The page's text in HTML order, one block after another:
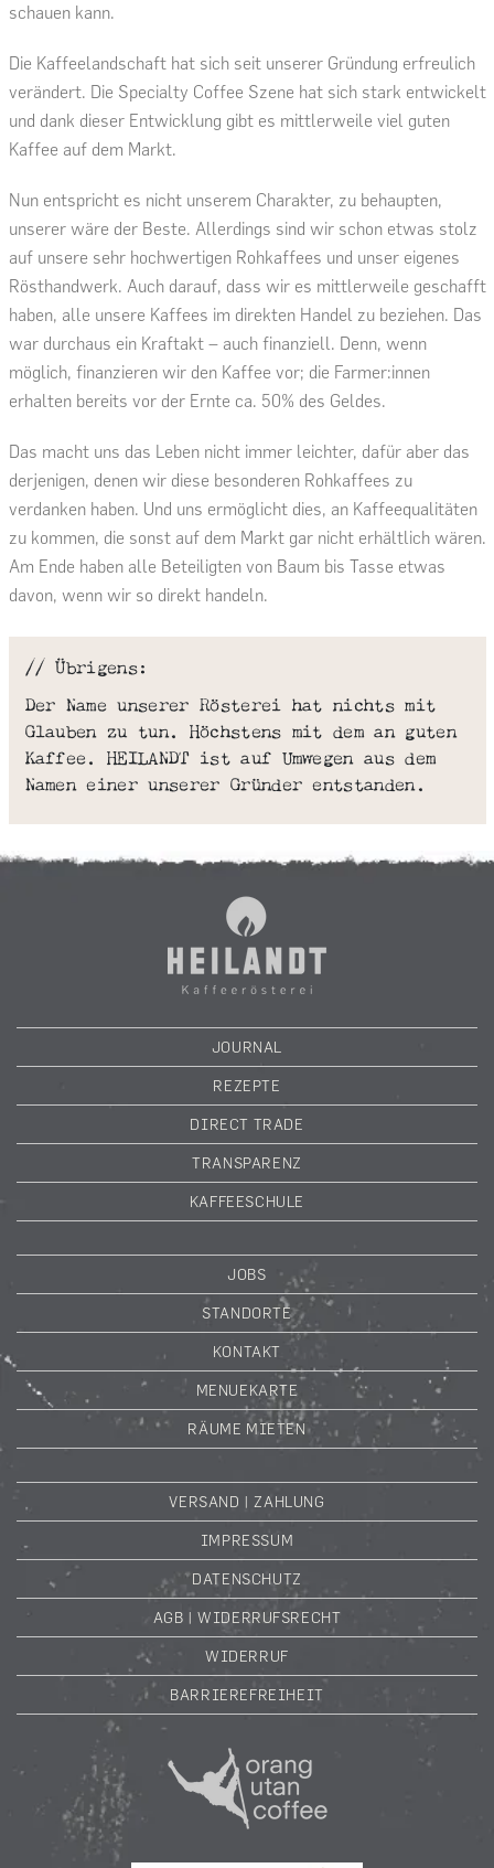
schauen kann.
Die Kaffeelandschaft hat sich seit unserer Gründung erfreulich
verändert. Die Specialty Coffee Szene hat sich stark entwickelt
und dank dieser Entwicklung gibt es mittlerweile viel guten
Kaffee auf dem Markt.
Nun entspricht es nicht unserem Charakter, zu behaupten,
unserer wäre der Beste. Allerdings sind wir schon etwas stolz
auf unsere sehr hochwertigen Rohkaffees und unser eigenes
Rösthandwerk. Auch darauf, dass wir es mittlerweile geschafft
haben, alle unsere Kaffees im direkten Handel zu beziehen. Das
war durchaus ein Kraftakt – auch finanziell. Denn, wenn
möglich, finanzieren wir den Kaffee vor; die Farmer:innen
erhalten bereits vor der Ernte ca. 50% des Geldes.
Das macht uns das Leben nicht immer leichter, dafür aber das
derjenigen, denen wir diese besonderen Rohkaffees zu
verdanken haben. Und uns ermöglicht dies, an Kaffeequalitäten
zu kommen, die sonst auf dem Markt gar nicht erhältlich wären.
Am Ende haben alle Beteiligten von Baum bis Tasse etwas
davon, wenn wir so direkt handeln.
// Übrigens:
Der Name unserer Rösterei hat nichts mit
Glauben zu tun. Höchstens mit dem an guten
Kaffee. HEILANDT ist auf Umwegen aus dem
Namen einer unserer Gründer entstanden.
JOURNAL
REZEPTE
DIRECT TRADE
TRANSPARENZ
KAFFEESCHULE
JOBS
STANDORTE
KONTAKT
MENUEKARTE
RÄUME MIETEN
VERSAND | ZAHLUNG
IMPRESSUM
DATENSCHUTZ
AGB | WIDERRUFSRECHT
WIDERRUF
BARRIEREFREIHEIT